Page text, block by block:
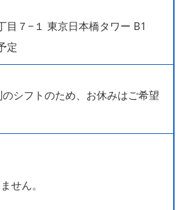
目７−１ 東京日本橋タワー B1
定
シフトのため、お休みはご希望
せん。